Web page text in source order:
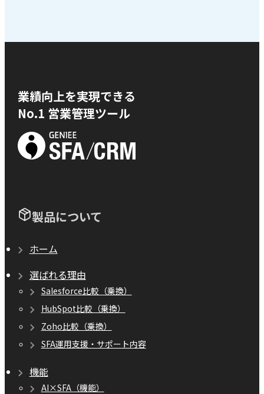
業績向上を実現できる
No.1 営業管理ツール
製品について
ホーム
選ばれる理由
Salesforce比較（乗換）
HubSpot比較（乗換）
Zoho比較（乗換）
SFA運用支援・サポート内容
機能
AI×SFA（機能）